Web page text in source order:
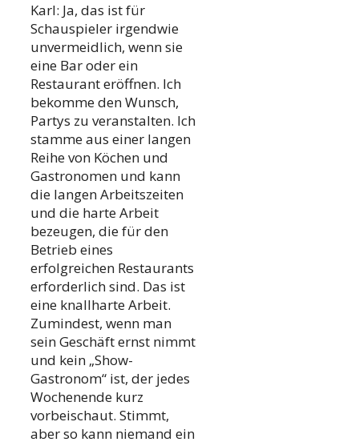
Karl: Ja, das ist für
Schauspieler irgendwie
unvermeidlich, wenn sie
eine Bar oder ein
Restaurant eröffnen. Ich
bekomme den Wunsch,
Partys zu veranstalten. Ich
stamme aus einer langen
Reihe von Köchen und
Gastronomen und kann
die langen Arbeitszeiten
und die harte Arbeit
bezeugen, die für den
Betrieb eines
erfolgreichen Restaurants
erforderlich sind. Das ist
eine knallharte Arbeit.
Zumindest, wenn man
sein Geschäft ernst nimmt
und kein „Show-
Gastronom“ ist, der jedes
Wochenende kurz
vorbeischaut. Stimmt,
aber so kann niemand ein